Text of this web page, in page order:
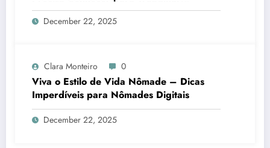
Remotamente com Qualidade de Vida
December 22, 2025
Clara Monteiro 0
Viva o Estilo de Vida Nômade – Dicas
Imperdíveis para Nômades Digitais
December 22, 2025